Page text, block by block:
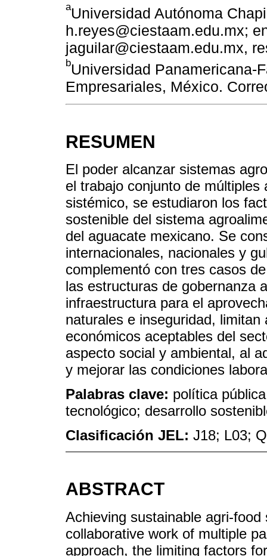
aUniversidad Autónoma
h.reyes@ciestaam.edu.mx;
jaguilar@ciestaam.edu.mx,
bUniversidad Panamericana-
Empresariales, México.
RESUMEN
El poder alcanzar sistemas
el trabajo conjunto de
sistémico, se estudiaron los
sostenible del sistema
del aguacate mexicano. Se
internacionales, nacionales y
complementó con tres casos
las estructuras de gobernanza
infraestructura para el
naturales e inseguridad,
económicos aceptables del
aspecto social y ambiental, al
y mejorar las condiciones
Palabras clave: política
tecnológico; desarrollo
Clasificación JEL: J18; L03;
ABSTRACT
Achieving sustainable agri-
collaborative work of multiple
approach, the limiting factors